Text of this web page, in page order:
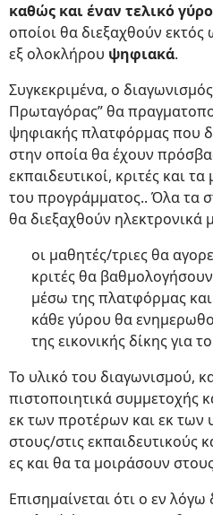
καθώς και έναν τελικό
οποίοι θα διεξαχθούν
εξ ολοκλήρου ψηφιακά.
Συγκεκριμένα, ο
Πρωταγόρας” θα
ψηφιακής πλατφόρμας που
στην οποία θα έχουν
εκπαιδευτικοί, κριτές και
του προγράμματος.. Όλα τα
θα διεξαχθούν ηλεκτρονικά
οι μαθητές/τριες θα
κριτές θα
μέσω της πλατφόρμας
κάθε γύρου θα
της εικονικής δίκης για
Το υλικό του διαγωνισμού,
πιστοποιητικά συμμετοχής
εκ των προτέρων και εκ των
στους/στις εκπαιδευτικούς
ες και θα τα μοιράσουν
Επισημαίνεται ότι ο εν λόγω